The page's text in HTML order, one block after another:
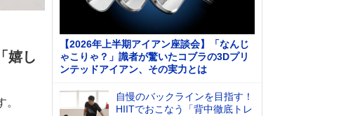
嬉し
【2026年上半期アイアン座談会】「なんじ
ゃこりゃ？」識者が驚いたコブラの3Dプリ
ンテッドアイアン、その実力とは
自慢のバックラインを目指す！
HIITでおこなう「背中徹底トレ